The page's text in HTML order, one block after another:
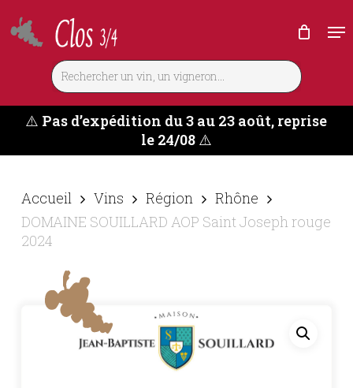
to
main
⚠️ Pas d’expédition du 3 au 23 août, reprise
le 24/08⚠️
Accueil Vins Région
Rhône
DOMAINE SOUILLARD AOP Saint Joseph rouge
2024